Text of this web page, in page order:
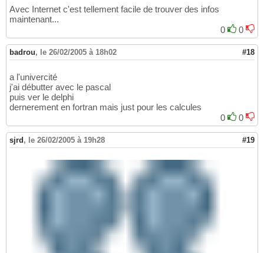
Avec Internet c'est tellement facile de trouver des infos
maintenant...
0
0
badrou, le 26/02/2005 à 18h02 #18
a l'univercité
j'ai débutter avec le pascal
puis ver le delphi
dernerement en fortran mais just pour les calcules
0
0
sjrd, le 26/02/2005 à 19h28 #19